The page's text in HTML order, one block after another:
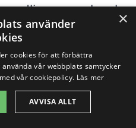
research och
ökar du chansen att
pris på ditt
och utan
×
använder
cookies för att förbättra
vår webbplats samtycker
vår cookiepolicy. Läs mer
AVVISA ALLT